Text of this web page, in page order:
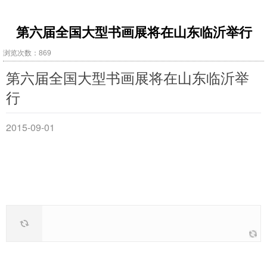
第六届全国大型书画展将在山东临沂举行
浏览次数：869
第六届全国大型书画展将在山东临沂举
行
2015-09-01